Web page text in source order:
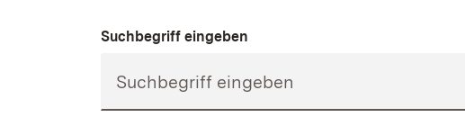
Suchbegriff eingeben